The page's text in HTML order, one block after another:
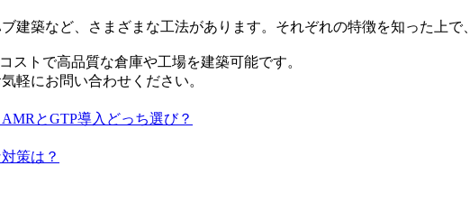
建築など、さまざまな工法があります。それぞれの特徴を知った上
ストで高品質な倉庫や工場を建築可能です。
軽にお問い合わせください。
とGTP導入どっち選び？
策は？